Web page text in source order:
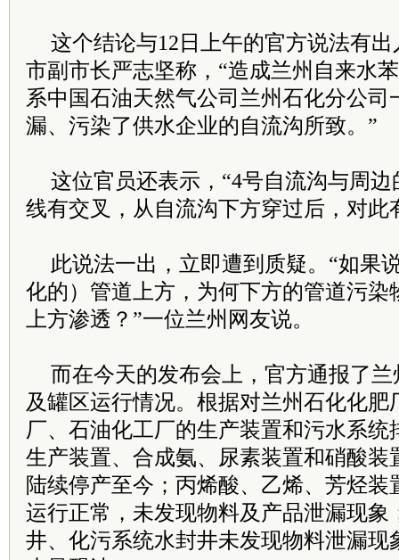
这个结论与12日上午的官方说法有
市副市长严志坚称，“造成兰州自来水
系中国石油天然气公司兰州石化分公司
漏、污染了供水企业的自流沟所致。”
这位官员还表示，“4号自流沟与周
线有交叉，从自流沟下方穿过后，对此
此说法一出，立即遭到质疑。“如果
化的）管道上方，为何下方的管道污染
上方渗透？”一位兰州网友说。
而在今天的发布会上，官方通报了
及罐区运行情况。根据对兰州石化化肥
厂、石油化工厂的生产装置和污水系统
生产装置、合成氨、尿素装置和硝酸装
陆续停产至今；丙烯酸、乙烯、芳烃装
运行正常，未发现物料及产品泄漏现象
井、化污系统水封井未发现物料泄漏现